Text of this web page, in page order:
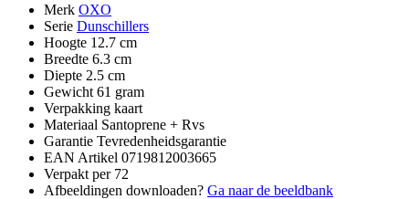
Merk OXO
Serie Dunschillers
Hoogte 12.7 cm
Breedte 6.3 cm
Diepte 2.5 cm
Gewicht 61 gram
Verpakking kaart
Materiaal Santoprene + Rvs
Garantie Tevredenheidsgarantie
EAN Artikel 0719812003665
Verpakt per 72
Afbeeldingen downloaden? Ga naar de beeldbank